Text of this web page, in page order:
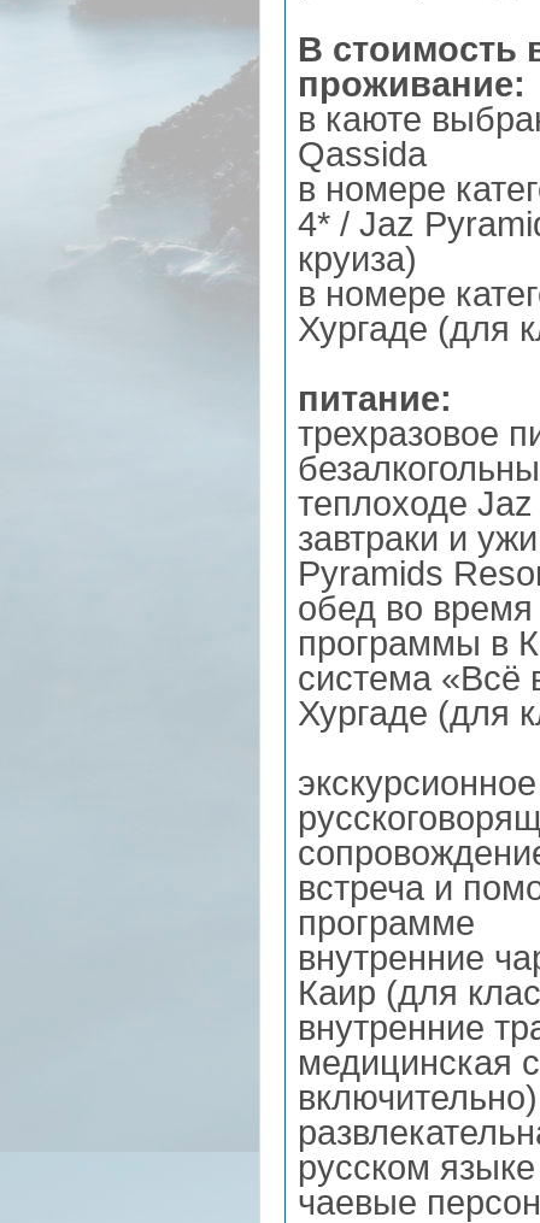
В стоимость
проживание:
в каюте
Qassida
в номере
4* / Jaz
круиза)
в номере
Хургаде (для
питание:
трехразовое
теплоходе
завтраки и
Pyramids
обед во время
программы в
система «Всё
Хургаде (для
встреча и
программе
внутренние
Каир (для
внутренние
медицинская
включительно)
русском языке
чаевые